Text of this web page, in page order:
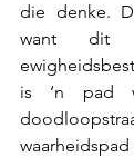
die denke.
want
is ‘n pad